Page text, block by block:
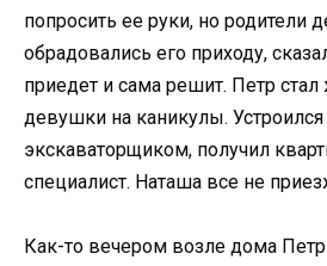
попросить ее руки, но родители
обрадовались его приходу,
приедет и сама решит. Петр
девушки на каникулы. Устроился
экскаваторщиком, получил
специалист. Наташа все не
Как-то вечером возле дома